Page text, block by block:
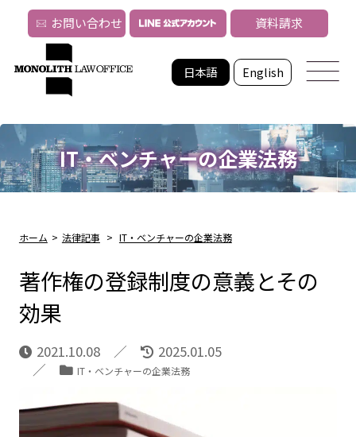
日本語 English
お問い合わせ 資料請求
IT・ベンチャーの企業法務
ホーム > 法律記事 > IT・ベンチャーの企業法務
著作権の登録制度の意義とその
効果
2021.10.08 2025.01.05
IT・ベンチャーの企業法務